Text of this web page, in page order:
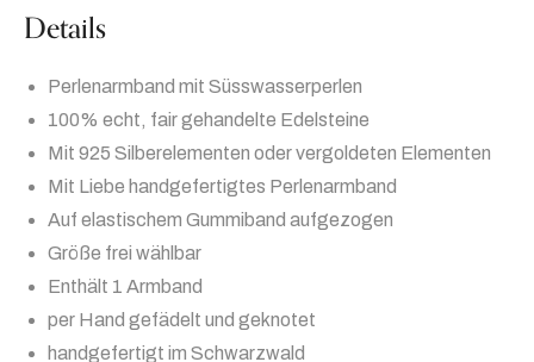
Details
Perlenarmband mit Süsswasserperlen
100% echt, fair gehandelte Edelsteine
Mit 925 Silberelementen oder vergoldeten Elementen
Mit Liebe handgefertigtes Perlenarmband
Auf elastischem Gummiband aufgezogen
Größe frei wählbar
Enthält 1 Armband
per Hand gefädelt und geknotet
handgefertigt im Schwarzwald